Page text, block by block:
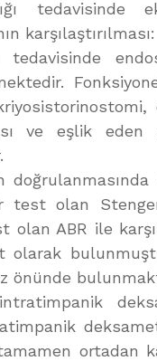
tedavisinde
tedavisinde
ve eşlik eden
test olan
ABR ile
önünde
ortadan